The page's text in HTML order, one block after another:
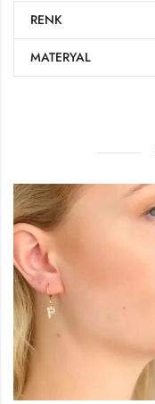
RENK
MATERYAL